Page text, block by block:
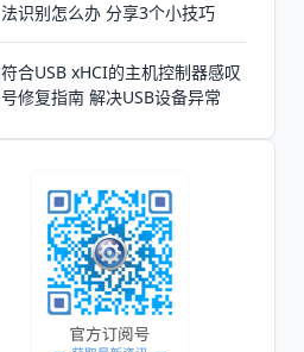
法识别怎么办 分享3个小技巧
符合USB xHCI的主机控制器感叹
号修复指南 解决USB设备异常